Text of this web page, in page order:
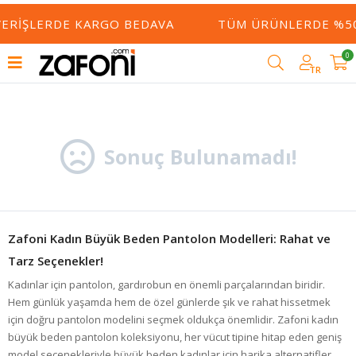
KARGO BEDAVA TÜM ÜRÜNLERDE
TR
0
Filtrele
Sonuç Bulunamadı!
Zafoni Kadın Büyük Beden Pantolon Modelleri: Rahat ve
Tarz Seçenekler!
Kadınlar için pantolon, gardırobun en önemli parçalarından biridir.
Hem günlük yaşamda hem de özel günlerde şık ve rahat hissetmek
için doğru pantolon modelini seçmek oldukça önemlidir. Zafoni kadın
büyük beden pantolon koleksiyonu, her vücut tipine hitap eden geniş